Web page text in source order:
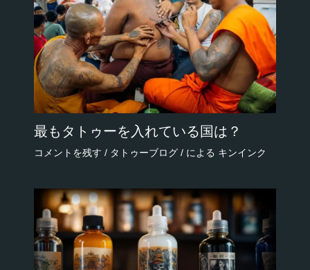
最もタトゥーを入れている国は？
コメントを残す / タトゥーブログ/ による キンインク